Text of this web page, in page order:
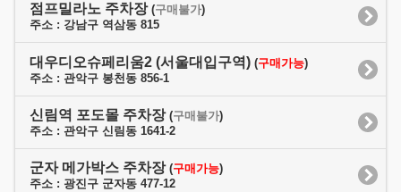
점프밀라노 주차장 (구매불가)
주소 : 강남구 역삼동 815
대우디오슈페리움2 (서울대입구역) (구매가능)
주소 : 관악구 봉천동 856-1
신림역 포도몰 주차장 (구매불가)
주소 : 관악구 신림동 1641-2
군자 메가박스 주차장 (구매가능)
주소 : 광진구 군자동 477-12